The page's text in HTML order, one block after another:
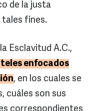
de la justa
tales fines.
Esclavitud A.C.,
enfocados
, en los cuales se
cuáles son sus